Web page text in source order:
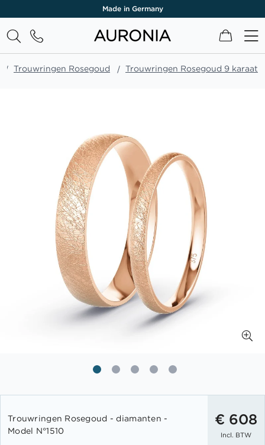
Made in Germany
Trouwringen Rosegoud Trouwringen Rosegoud 9 karaat
het
begin
Trouwringen Rosegoud - diamanten -
Model N°1510
€ 608
Incl. BTW